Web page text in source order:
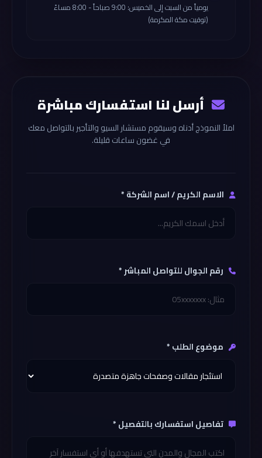
يومياً من السبت إلى الخميس: 9:00 صباحاً - 8:00 مساءً
(توقيت مكة المكرمة)
أرسل لنا استفسارك مباشرة
املأ النموذج أدناه وسيقوم مستشار السيو والتأجير بالتواصل معك
في غضون ساعات قليلة.
الاسم الكريم / اسم الشركة *
رقم الجوال للتواصل المباشر *
موضوع الطلب *
تفاصيل استفسارك بالتفصيل *